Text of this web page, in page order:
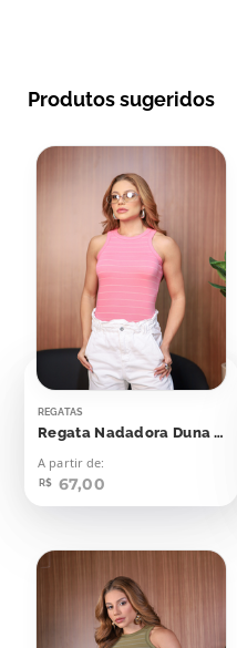
Produtos sugeridos
REGATAS
Regata Nadadora Duna Rosa Seco Listras Off
A partir de:
R$ 67,00